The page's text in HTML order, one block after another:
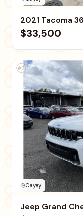
2021 Tacoma
$33,500
Cayey
Jeep Grand